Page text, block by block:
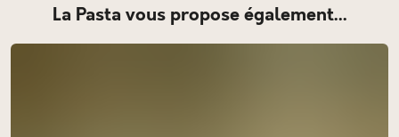
La Pasta vous propose également...